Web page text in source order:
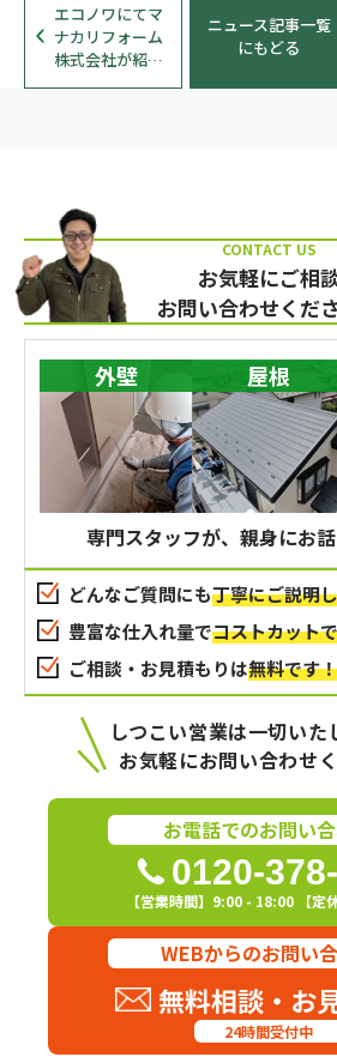
エコノワにてマ
ナカリフォーム
株式会社が紹介
ニュース記事一覧
にもどる
お気軽にご相
お問い合わせくだ
外壁 屋根
専門スタッフが、親身にお
どんなご質問にも丁寧にご説明
豊富な仕入れ量でコストカット
ご相談・お見積もりは無料です！
しつこい営業は一切いた
お気軽にお問い合わせ
お電話でのお問い
0120-
【営業時間】9:00 - 18:00 【定
WEBからのお問い
無料相談・お
24時間受付中